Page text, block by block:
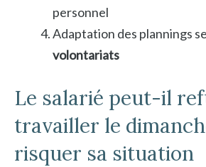
personnel
Adaptation des plannings
volontariats
Le salarié peut-il
travailler le
risquer sa situation